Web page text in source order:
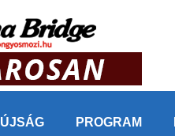
ÚJSÁG PROGRAM